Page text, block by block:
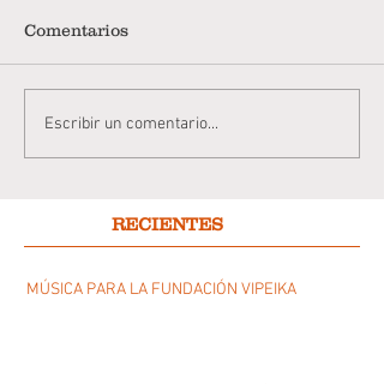
Comentarios
Escribir un comentario...
RECIENTES
MÚSICA PARA LA FUNDACIÓN VIPEIKA